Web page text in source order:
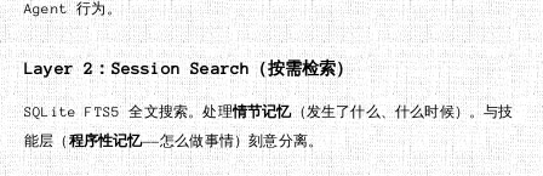
Agent 行为。
Layer 2：Session Search（按需检索）
SQLite FTS5 全文搜索。处理情节记忆（发生了什么、什么时候）。与技
能层（程序性记忆——怎么做事情）刻意分离。